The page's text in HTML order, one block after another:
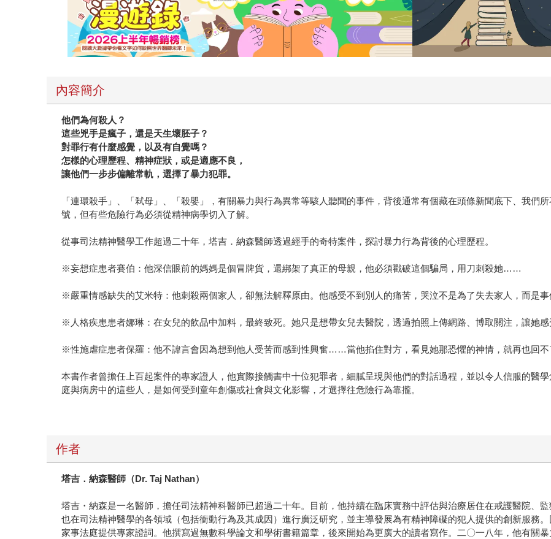
內容簡介
他們為何殺人？
這些兇手是瘋子，還是天生壞胚子？
對罪行有什麼感覺，以及有自覺嗎？
怎樣的心理歷程、精神症狀，或是適應不良，
讓他們一步步偏離常軌，選擇了暴力犯罪。
「連環殺手」、「弒母」、「殺嬰」，有關暴力與行為異常等駭人聽聞的事件，背後通常有個藏在頭條新聞底下、我們
號，但有些危險行為必須從精神病學切入了解。
從事司法精神醫學工作超過二十年，塔吉．納森醫師透過經手的奇特案件，探討暴力行為背後的心理歷程。
※妄想症患者賽伯：他深信眼前的媽媽是個冒牌貨，還綁架了真正的母親，他必須戳破這個騙局，用刀刺殺她……
※嚴重情感缺失的艾米特：他刺殺兩個家人，卻無法解釋原由。他感受不到別人的痛苦，哭泣不是為了失去家人，而是事
※人格疾患患者娜琳：在女兒的飲品中加料，最終致死。她只是想帶女兒去醫院，透過拍照上傳網路、博取關注，讓她感
※性施虐症患者保羅：他不諱言會因為想到他人受苦而感到性興奮……當他掐住對方，看見她那恐懼的神情，就再也回不
本書作者曾擔任上百起案件的專家證人，他實際接觸書中十位犯罪者，細膩呈現與他們的對話過程，並以令人信服的醫
庭與病房中的這些人，是如何受到童年創傷或社會與文化影響，才選擇往危險行為靠攏。
作者
塔吉．納森醫師（Dr. Taj Nathan）
塔吉・納森是一名醫師，擔任司法精神科醫師已超過二十年。目前，他持續在臨床實務中評估與治療居住在戒護醫院、
也在司法精神醫學的各領域（包括衝動行為及其成因）進行廣泛研究，並主導發展為有精神障礙的犯人提供的創新服務
家事法庭提供專家證詞。他撰寫過無數科學論文和學術書籍篇章，後來開始為更廣大的讀者寫作。二〇一八年，他有關